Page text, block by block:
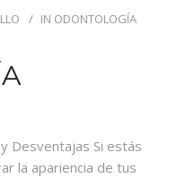
IN ODONTOLOGÍA
Desventajas Si estás
la apariencia de tus